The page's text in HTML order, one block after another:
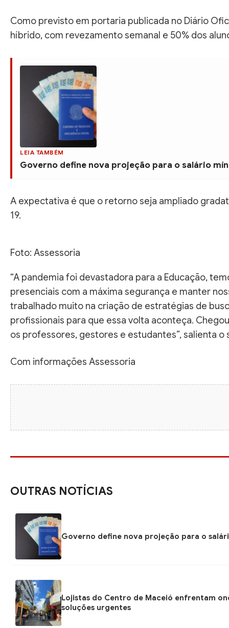
Como previsto em portaria publicada no Diário
híbrido, com revezamento semanal e 50% dos
LEIA TAMBÉM
Governo define nova projeção para o salário
A expectativa é que o retorno seja ampliado
19.
Foto: Assessoria
“A pandemia foi devastadora para a Educação,
presenciais com a máxima segurança e manter
trabalhado muito na criação de estratégias de
profissionais para que essa volta aconteça.
os professores, gestores e estudantes”, salienta o
Com informações Assessoria
OUTRAS NOTÍCIAS
Governo define nova projeção para o
Lojistas do Centro de Maceió enfrentam
soluções urgentes